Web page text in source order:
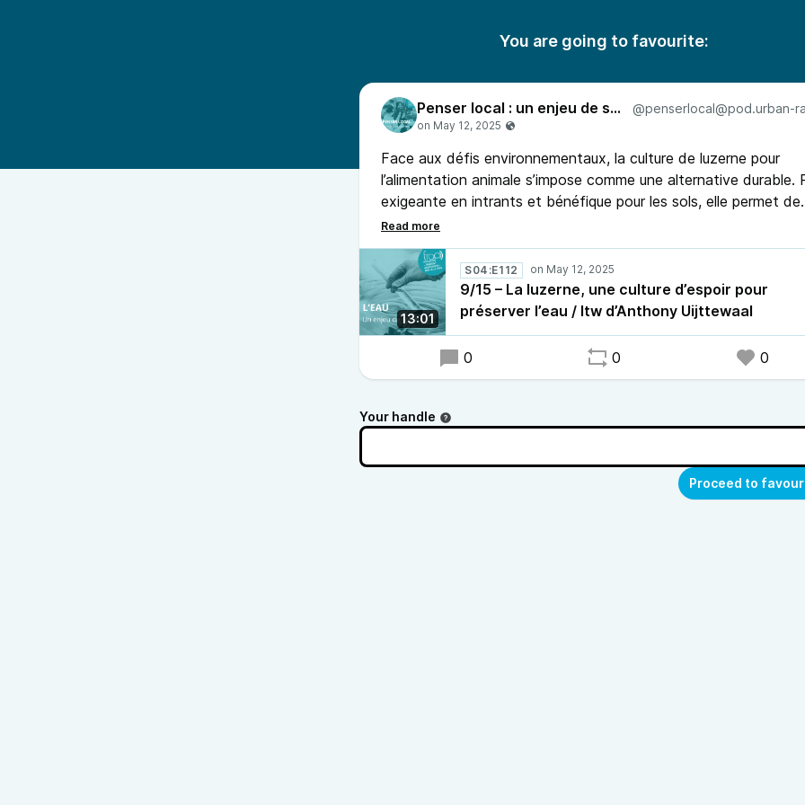
You are going to favourite:
Penser local : un enjeu de société
Face aux défis environnementaux, la culture de luzerne pour
l’alimentation animale s’impose comme une alternative durable.
exigeante en intrants et bénéfique pour les sols, elle permet de
réduire l’usage des pesticides et préserver la qualité des nappes
phréatiques.
13:01
S04:E112
9/15 – La luzerne, une culture d’espoir pour
préserver l’eau / Itw d’Anthony Uijttewaal
0 0 0
Your handle
Proceed to